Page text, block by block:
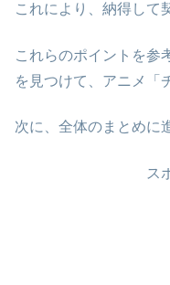
これにより、納得して
これらのポイントを参
を見つけて、アニメ「
次に、全体のまとめに
ス